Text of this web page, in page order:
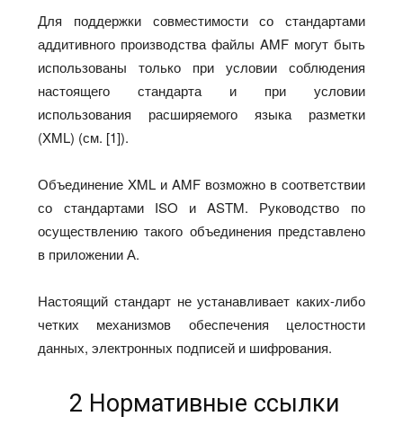
Для поддержки совместимости со стандартами
аддитивного производства файлы AMF могут быть
использованы только при условии соблюдения
настоящего стандарта и при условии
использования расширяемого языка разметки
(XML) (см. [1]).
Объединение XML и AMF возможно в соответствии
со стандартами ISO и ASTM. Руководство по
осуществлению такого объединения представлено
в приложении А.
Настоящий стандарт не устанавливает каких-либо
четких механизмов обеспечения целостности
данных, электронных подписей и шифрования.
2 Нормативные ссылки